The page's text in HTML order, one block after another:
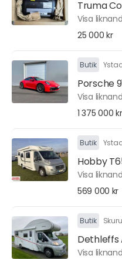
Truma
Visa
25 000 kr
Butik
Porsche
Visa
1 375 000 kr
Butik
Hobby
Visa
569 000 kr
Butik
Dethleffs
Visa